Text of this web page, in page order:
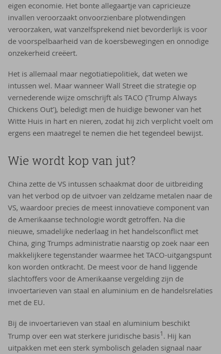
eigen economie. Het bonte allegaartje van capricieuze
invallen veroorzaakt onvoorzienbare plotwendingen
veroorzaken, wat vanzelfsprekend niet bevorderlijk is voor
de voorspelbaarheid van de koersbewegingen en onnodige
onzekerheid creëert.
Het is allemaal maar negotiatiepolitiek, dat weten we
intussen wel. Maar wanneer Wall Street die strategie op
vernederende wijze omschrijft als TACO (‘Trump Always
Chickens Out’), beledigt men de huidige bewoner van het
Witte Huis in hart en nieren, zodat hij zich verplicht voelt om
ergens een maatregel te nemen die het tegendeel bewijst.
Wie wordt kop van jut?
China zette de VS intussen schaakmat door de uitbreiding
van het verbod op de uitvoer van zeldzame metalen naar de
VS, waardoor precies de meest innovatieve component van
de Amerikaanse technologie wordt getroffen. Na die
nieuwe, smadelijke nederlaag in het handelsconflict met
China, ging Trumps administratie naarstig op zoek naar een
makkelijkere tegenstander waarmee het TACO-uitgangspunt
kon worden ontkracht. De meest voor de hand liggende
slachtoffers voor de Amerikaanse vergelding zijn de
invoertarieven van staal en aluminium en de handelsrelaties
met de EU.
Bij de invoertarieven van staal en aluminium beschikt
Trump over een wat sterkere juridische basis1. Hij kan
uitpakken met een sterk symbolisch geladen signaal naar